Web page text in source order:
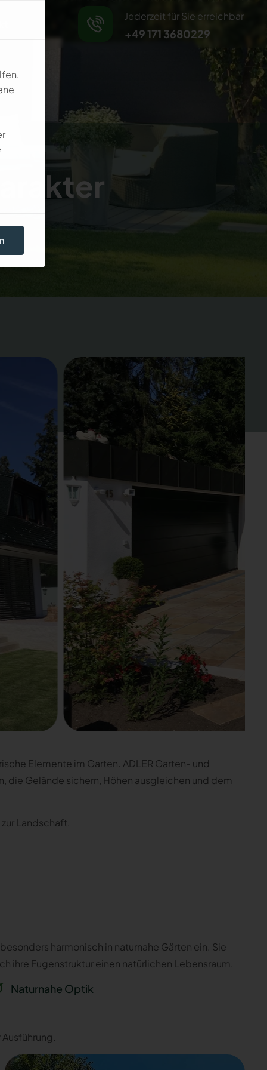
Jederzeit für Sie erreichbar
+49 171 3680229
kter
Elemente im Garten. ADLER Garten- und
die Gelände sichern, Höhen ausgleichen und dem
Landschaft.
harmonisch in naturnahe Gärten ein. Sie
ihre Fugenstruktur einen natürlichen Lebensraum.
Naturnahe Optik